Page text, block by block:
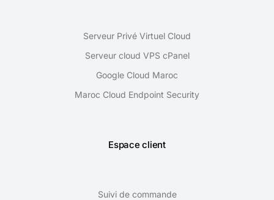
Serveur Privé Virtuel Cloud
Serveur cloud VPS cPanel
Google Cloud Maroc
Maroc Cloud Endpoint Security
Espace client
Suivi de commande